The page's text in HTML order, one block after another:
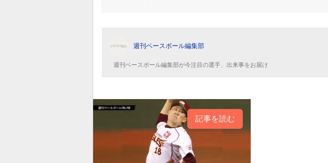
週刊ベースボール編集部
週刊ベースボール編集部が今注目の選手、出来事をお届け
記事を読む